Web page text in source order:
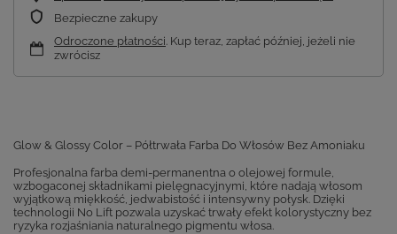
Bezpieczne zakupy
Odroczone płatności. Kup teraz, zapłać później, jeżeli nie
zwrócisz
Glow & Glossy Color – Półtrwała Farba Do Włosów Bez Amoniaku
Profesjonalna farba demi-permanentna o olejowej formule,
wzbogaconej składnikami pielęgnacyjnymi, które nadają włosom
wyjątkową miękkość, jedwabistość i intensywny połysk. Dzięki
technologii No Lift pozwala uzyskać trwały efekt kolorystyczny bez
ryzyka rozjaśniania naturalnego pigmentu włosa.